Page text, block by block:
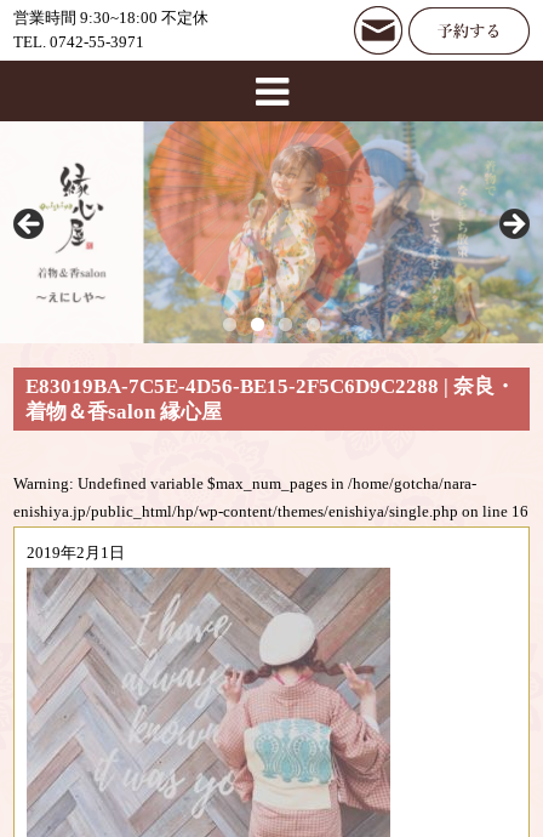
営業時間 9:30~18:00 不定休
TEL. 0742-55-3971
E83019BA-7C5E-4D56-BE15-2F5C6D9C2288 | 奈良・
着物＆香salon 縁心屋
Warning: Undefined variable $max_num_pages in/home/gotcha/nara-
enishiya.jp/public_html/hp/wp-content/themes/enishiya/single.php on line 16
2019年2月1日